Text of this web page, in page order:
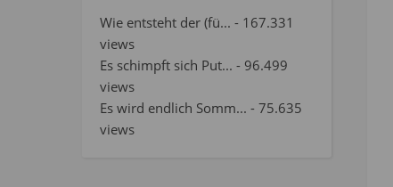
Wie entsteht der (fü... - 167.331
views
Es schimpft sich Put... - 96.499
views
Es wird endlich Somm... - 75.635
views